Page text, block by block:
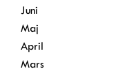
Juni
Maj
April
Mars